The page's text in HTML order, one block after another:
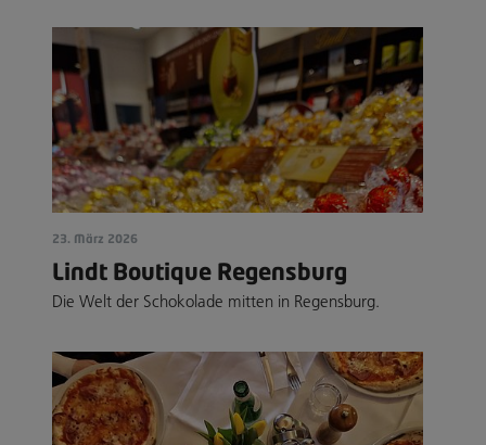
23. März 2026
Lindt Boutique Regensburg
Die Welt der Schokolade mitten in Regensburg.